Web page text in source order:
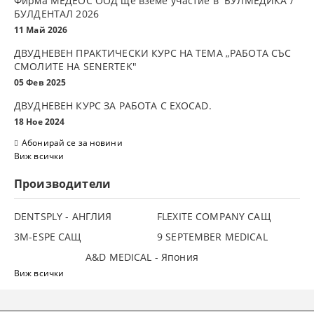
БУЛДЕНТАЛ 2026
11 Май 2026
ДВУДНЕВЕН ПРАКТИЧЕСКИ КУРС НА ТЕМА „РАБОТА СЪС
СМОЛИТЕ НА SENERTEK"
05 Фев 2025
ДВУДНЕВЕН КУРС ЗА РАБОТА С ЕXOCAD.
18 Ное 2024
Абонирай се за новини
Виж всички
Производители
DENTSPLY - АНГЛИЯ
FLEXITE COMPANY САЩ
3М-ESPE САЩ
9 SEPTEMBER MEDICAL
A&D MEDICAL - Япония
Виж всички